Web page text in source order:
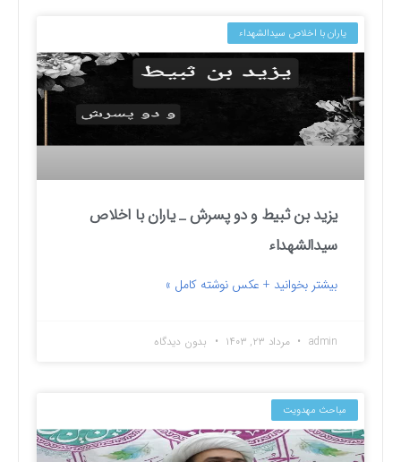
یاران با اخلاص سیدالشهداء
یزید بن ثبیط و دو پسرش _ یاران با اخلاص
سیدالشهداء
بیشتر بخوانید + عکس نوشته کامل »
admin مرداد ۲۳, ۱۴۰۳ بدون دیدگاه
مباحث مهدویت